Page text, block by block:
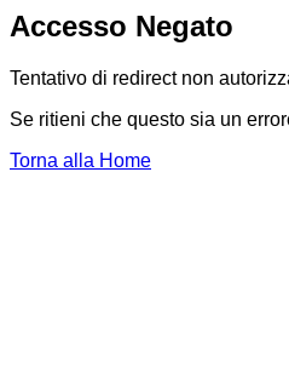
Accesso Negato
Tentativo di redirect non
Se ritieni che questo sia un
Torna alla Home